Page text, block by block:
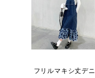
フリルマキシ丈デ